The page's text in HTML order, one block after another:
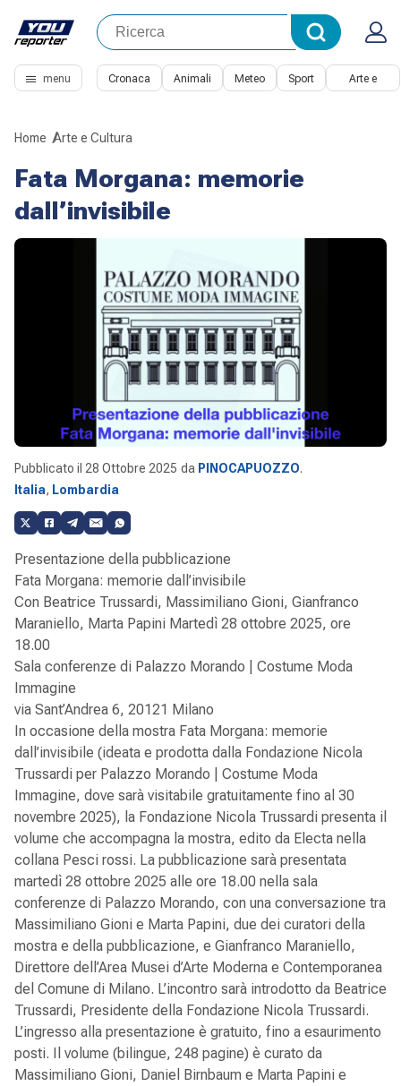
menu Cronaca Animali Meteo Sport Arte e
Home Arte e Cultura
Fata Morgana: memorie
dall’invisibile
Pubblicato il 28 Ottobre 2025 da PINOCAPUOZZO.
Italia, Lombardia
Presentazione della pubblicazione
Fata Morgana: memorie dall’invisibile
Con Beatrice Trussardi, Massimiliano Gioni, Gianfranco
Maraniello, Marta Papini Martedì 28 ottobre 2025, ore
18.00
Sala conferenze di Palazzo Morando | Costume Moda
Immagine
via Sant’Andrea 6, 20121 Milano
In occasione della mostra Fata Morgana: memorie
dall’invisibile (ideata e prodotta dalla Fondazione Nicola
Trussardi per Palazzo Morando | Costume Moda
Immagine, dove sarà visitabile gratuitamente fino al 30
novembre 2025), la Fondazione Nicola Trussardi presenta il
volume che accompagna la mostra, edito da Electa nella
collana Pesci rossi. La pubblicazione sarà presentata
martedì 28 ottobre 2025 alle ore 18.00 nella sala
conferenze di Palazzo Morando, con una conversazione tra
Massimiliano Gioni e Marta Papini, due dei curatori della
mostra e della pubblicazione, e Gianfranco Maraniello,
Direttore dell’Area Musei d’Arte Moderna e Contemporanea
del Comune di Milano. L’incontro sarà introdotto da Beatrice
Trussardi, Presidente della Fondazione Nicola Trussardi.
L’ingresso alla presentazione è gratuito, fino a esaurimento
posti. Il volume (bilingue, 248 pagine) è curato da
Massimiliano Gioni, Daniel Birnbaum e Marta Papini e